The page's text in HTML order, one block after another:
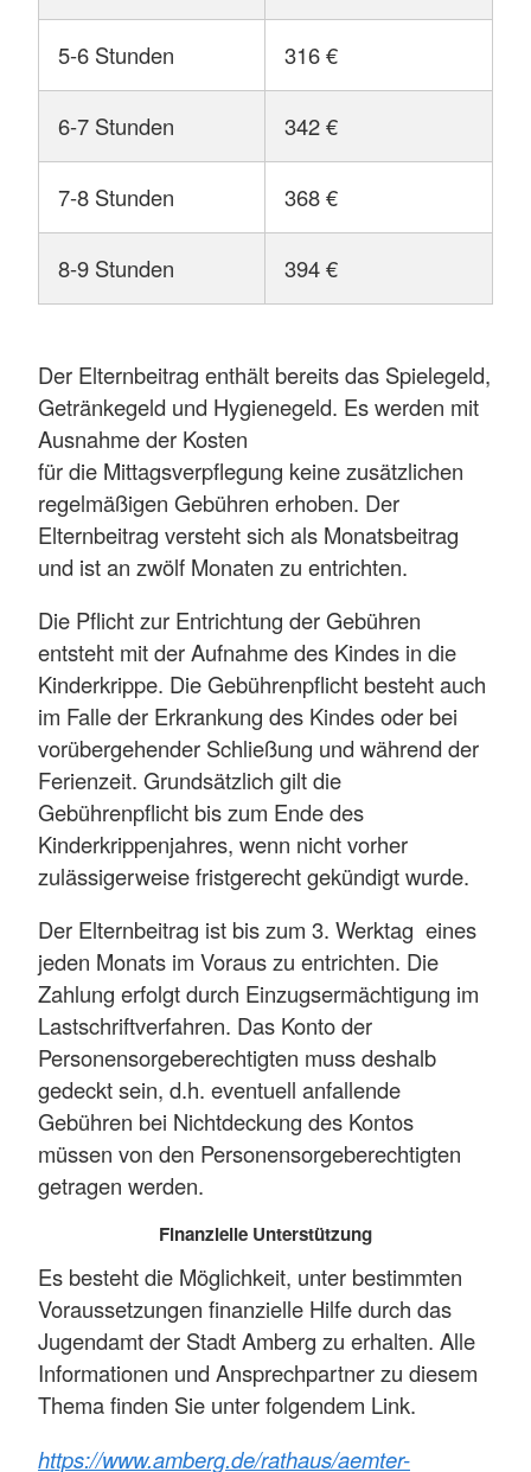
5-6 Stunden 316 €
6-7 Stunden 342 €
7-8 Stunden 368 €
8-9 Stunden 394 €
Der Elternbeitrag enthält bereits das Spielegeld,
Getränkegeld und Hygienegeld. Es werden mit
Ausnahme der Kosten
für die Mittagsverpflegung keine zusätzlichen
regelmäßigen Gebühren erhoben. Der
Elternbeitrag versteht sich als Monatsbeitrag
und ist an zwölf Monaten zu entrichten.
Die Pflicht zur Entrichtung der Gebühren
entsteht mit der Aufnahme des Kindes in die
Kinderkrippe. Die Gebührenpflicht besteht auch
im Falle der Erkrankung des Kindes oder bei
vorübergehender Schließung und während der
Ferienzeit. Grundsätzlich gilt die
Gebührenpflicht bis zum Ende des
Kinderkrippenjahres, wenn nicht vorher
zulässigerweise fristgerecht gekündigt wurde.
Der Elternbeitrag ist bis zum 3. Werktag eines
jeden Monats im Voraus zu entrichten. Die
Zahlung erfolgt durch Einzugsermächtigung im
Lastschriftverfahren. Das Konto der
Personensorgeberechtigten muss deshalb
gedeckt sein, d.h. eventuell anfallende
Gebühren bei Nichtdeckung des Kontos
müssen von den Personensorgeberechtigten
getragen werden.
Finanzielle Unterstützung
Es besteht die Möglichkeit, unter bestimmten
Voraussetzungen finanzielle Hilfe durch das
Jugendamt der Stadt Amberg zu erhalten. Alle
Informationen und Ansprechpartner zu diesem
Thema finden Sie unter folgendem Link.
https://www.amberg.de/rathaus/aemter-